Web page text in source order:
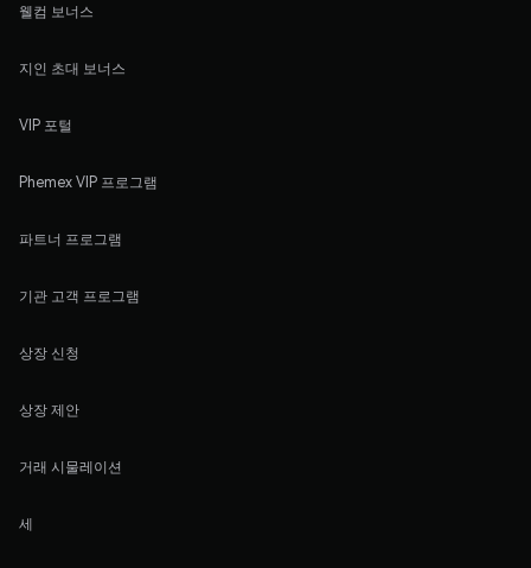
웰컴 보너스
지인 초대 보너스
VIP 포털
Phemex VIP 프로그램
파트너 프로그램
기관 고객 프로그램
상장 신청
상장 제안
거래 시물레이션
세